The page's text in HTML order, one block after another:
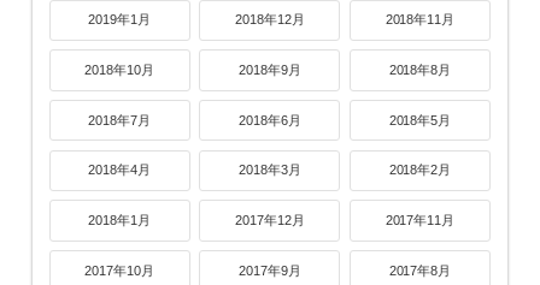
2019年1月 2018年12月 2018年11月
2018年10月 2018年9月 2018年8月
2018年7月 2018年6月 2018年5月
2018年4月 2018年3月 2018年2月
2018年1月 2017年12月 2017年11月
2017年10月 2017年9月 2017年8月